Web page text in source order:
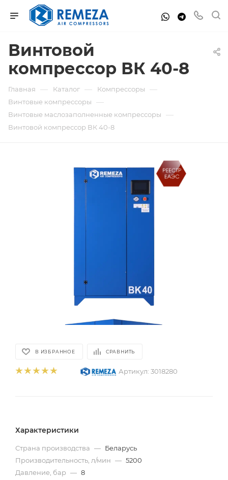
Винтовой
компрессор ВК 40-8
Главная — Каталог — Компрессоры —
Винтовые компрессоры —
Винтовые маслозаполненные компрессоры —
Винтовой компрессор ВК 40-8
В ИЗБРАННОЕ СРАВНИТЬ
Артикул: 3018280
Характеристики
Страна производства — Беларусь
Производительность, л/мин — 5200
Давление, бар — 8